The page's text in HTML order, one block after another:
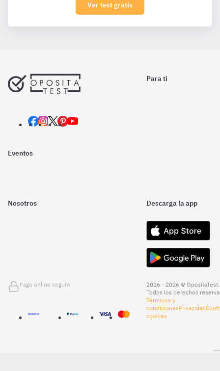
Ver test gratis
Para ti
Eventos
Nosotros Descarga la app
Pago online seguro
2016 - 2026 © OpositaTest.
Todos los derechos
Términos y
condicionesPrivacidad
cookies